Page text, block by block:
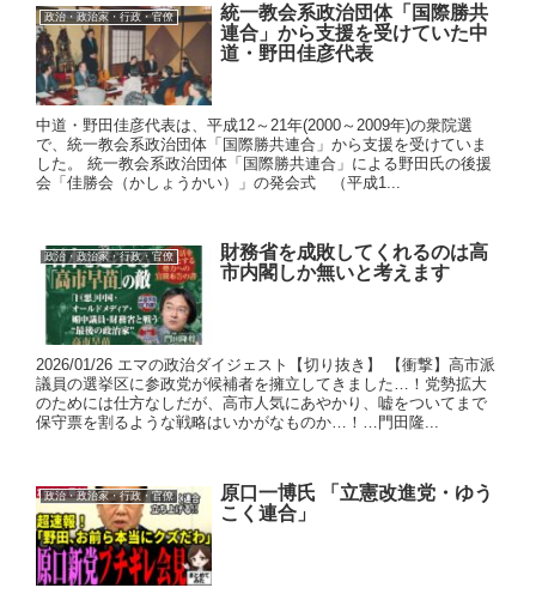
政治・政治家・行政・官僚
統一教会系政治団体「国際勝共
連合」から支援を受けていた中
道・野田佳彦代表
中道・野田佳彦代表は、平成12～21年(2000～2009年)の衆院選
で、統一教会系政治団体「国際勝共連合」から支援を受けていま
した。 統一教会系政治団体「国際勝共連合」による野田氏の後援
会「佳勝会（かしょうかい）」の発会式 （平成1...
政治・政治家・行政・官僚
財務省を成敗してくれるのは高
市内閣しか無いと考えます
2026/01/26 エマの政治ダイジェスト【切り抜き】 【衝撃】高市派
議員の選挙区に参政党が候補者を擁立してきました…！党勢拡大
のためには仕方なしだが、高市人気にあやかり、嘘をついてまで
保守票を割るような戦略はいかがなものか…！…門田隆...
政治・政治家・行政・官僚
原口一博氏 「立憲改進党・ゆう
こく連合」